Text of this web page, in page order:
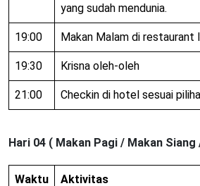
yang sudah mendunia.
19:00 Makan Malam di restaurant
19:30 Krisna oleh-oleh
21:00 Checkin di hotel sesuai
Hari 04 ( Makan Pagi / Makan
Waktu Aktivitas